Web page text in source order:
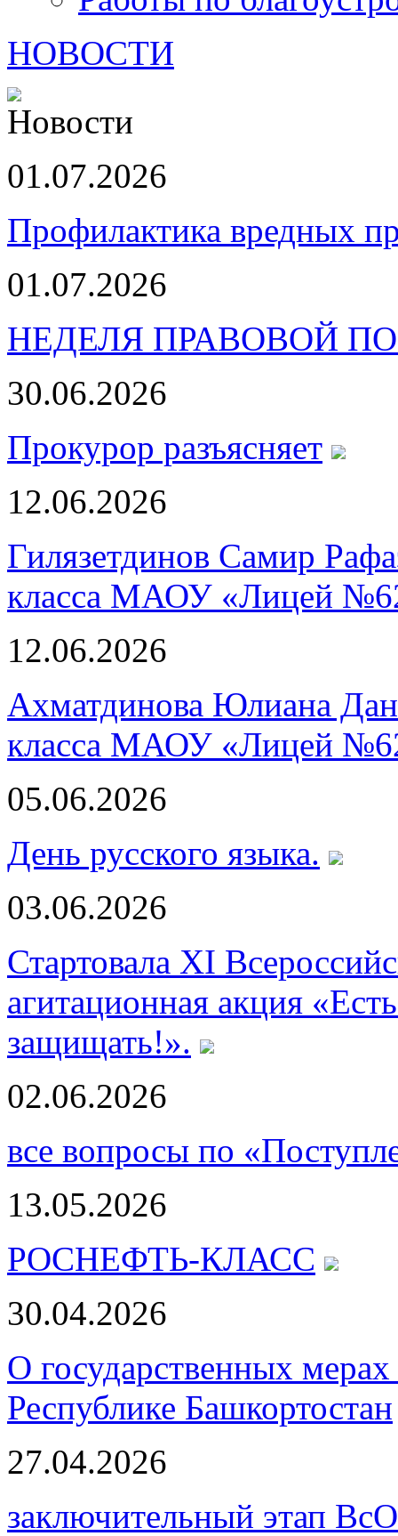
НОВОСТИ
01.07.2026
Профилактика вредных
01.07.2026
НЕДЕЛЯ ПРАВОВОЙ
30.06.2026
Прокурор разъясняет
12.06.2026
Гилязетдинов Самир
класса МАОУ «Лицей
12.06.2026
Ахматдинова Юлиана
класса МАОУ «Лицей
05.06.2026
День русского языка.
03.06.2026
Стартовала XI
агитационная акция
защищать!».
02.06.2026
все вопросы по
13.05.2026
РОСНЕФТЬ-КЛАСС
30.04.2026
О государственных
Республике Башкортостан
27.04.2026
заключительный этап